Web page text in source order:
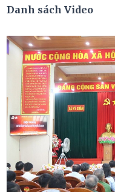
Danh sách Video